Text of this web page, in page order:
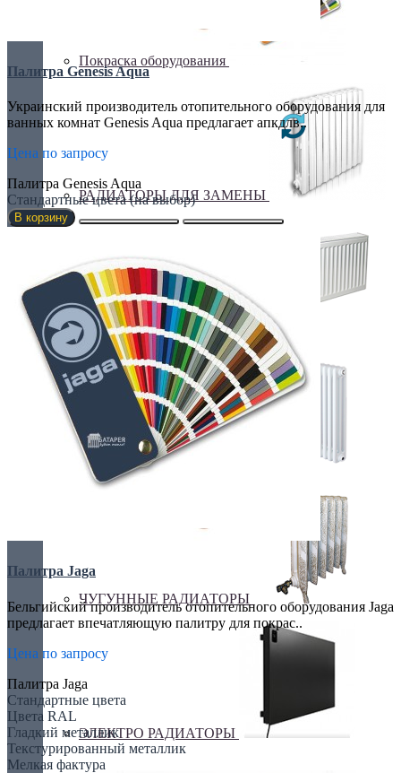
Покраска оборудования
РАДИАТОРЫ ДЛЯ ЗАМЕНЫ
СТАЛЬНЫЕ РАДИАТОРЫ
ТРУБЧАТЫЕ РАДИАТОРЫ
ЧУГУННЫЕ РАДИАТОРЫ
ЭЛЕКТРО РАДИАТОРЫ
Палитра Genesis Aqua
Украинский производитель отопительного оборудования для
ванных комнат Genesis Aqua предлагает апкдлв..
Цена по запросу
Палитра Genesis Aqua
Стандартные цвета (на выбор)
В корзину
Палитра Jaga
Бельгийский производитель отопительного оборудования Jaga
предлагает впечатляющую палитру для покрас..
Цена по запросу
Палитра Jaga
Стандартные цвета
Цвета RAL
Гладкий металлик
Текстурированный металлик
Мелкая фактура